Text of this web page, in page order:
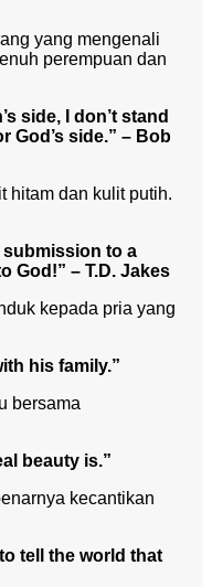
yang mengenali
perempuan dan
side, I don’t stand
God’s side.” – Bob
hitam dan kulit putih.
submission to a
God!” – T.D. Jakes
kepada pria yang
his family.”
bersama
beauty is.”
kecantikan
tell the world that